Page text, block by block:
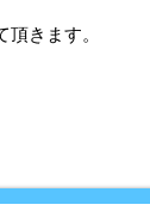
きます。